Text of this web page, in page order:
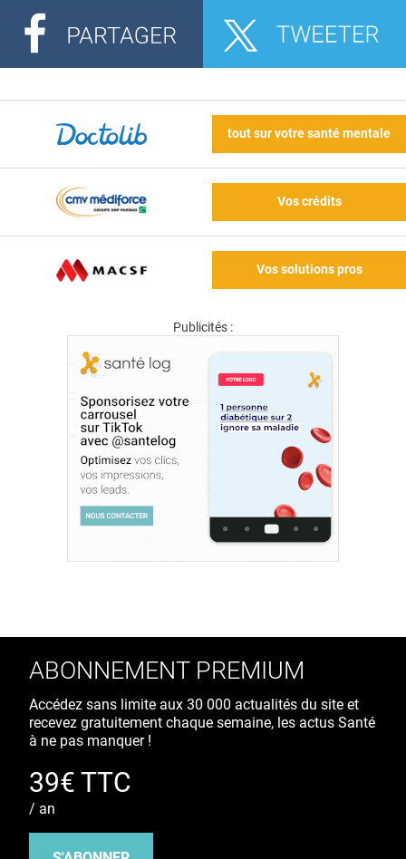
tout sur votre santé mentale
Vos crédits
Vos solutions pros
Publicités :
ABONNEMENT PREMIUM
Accédez sans limite aux 30 000 actualités du site et
recevez gratuitement chaque semaine, les actus Santé
à ne pas manquer !
39€ TTC
/ an